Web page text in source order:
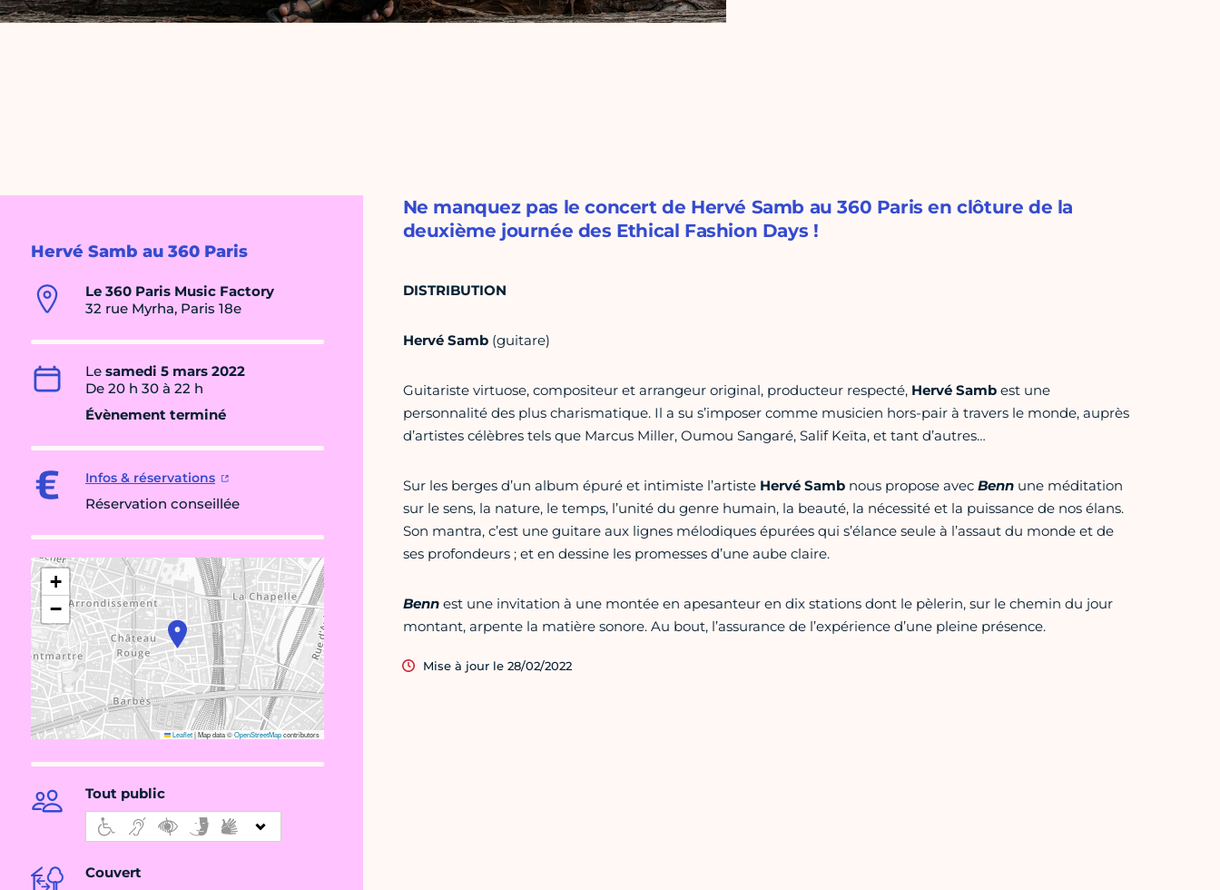
Hervé Samb au 360 Paris
Le 360 Paris Music Factory
32 rue Myrha, Paris 18e
Le samedi 5 mars 2022
De 20 h 30 à 22 h
Évènement terminé
Infos & réservations
Réservation conseillée
+
−
Leaflet|Map data ©OpenStreetMapcontributors
Tout public
Couvert
Ne manquez pas le concert de Hervé Samb au 360 Paris en clôture de la
deuxième journée des Ethical Fashion Days !
DISTRIBUTION
Hervé Samb(guitare)
Guitariste virtuose, compositeur et arrangeur original, producteur respecté, Hervé Sambest une
personnalité des plus charismatique. Il a su s’imposer comme musicien hors-pair à travers le monde, auprès
d’artistes célèbres tels que Marcus Miller, Oumou Sangaré, Salif Keïta, et tant d’autres…
Sur les berges d’un album épuré et intimiste l’artiste Hervé Sambnous propose avecBennune méditation
sur le sens, la nature, le temps, l’unité du genre humain, la beauté, la nécessité et la puissance de nos élans.
Son mantra, c’est une guitare aux lignes mélodiques épurées qui s’élance seule à l’assaut du monde et de
ses profondeurs ; et en dessine les promesses d’une aube claire.
Bennest une invitation à une montée en apesanteur en dix stations dont le pèlerin, sur le chemin du jour
montant, arpente la matière sonore. Au bout, l’assurance de l’expérience d’une pleine présence.
Mise à jour le 28/02/2022